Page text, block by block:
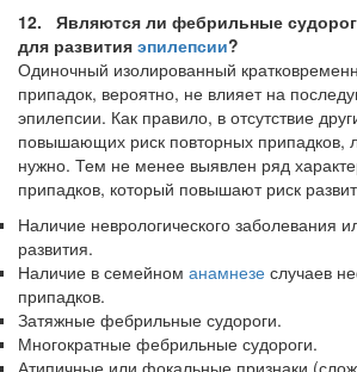
12. Являются ли фебрильные
для развития эпилепсии?
Одиночный изолированный
припадок, вероятно, не влияет на
эпилепсии. Как правило, в отсутствие
повышающих риск повторных припадков,
нужно. Тем не менее выявлен ряд
припадков, который повышают риск
Наличие неврологического заболевания
развития.
Наличие в семейном анамнезе случаев
припадков.
Затяжные фебрильные судороги.
Многократные фебрильные судороги.